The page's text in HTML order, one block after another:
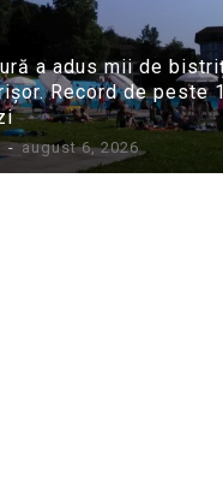
a adus mii de
Record de peste
- august 6, 2026